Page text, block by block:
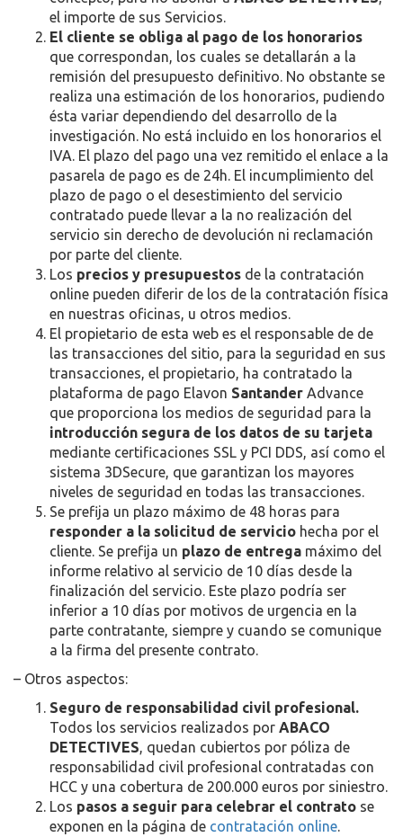
el importe de sus Servicios.
El cliente se obliga al pago de los honorarios
que correspondan, los cuales se detallarán a la
remisión del presupuesto definitivo. No obstante se
realiza una estimación de los honorarios, pudiendo
ésta variar dependiendo del desarrollo de la
investigación. No está incluido en los honorarios el
IVA. El plazo del pago una vez remitido el enlace a la
pasarela de pago es de 24h. El incumplimiento del
plazo de pago o el desestimiento del servicio
contratado puede llevar a la no realización del
servicio sin derecho de devolución ni reclamación
por parte del cliente.
Los precios y presupuestos de la contratación
online pueden diferir de los de la contratación física
en nuestras oficinas, u otros medios.
El propietario de esta web es el responsable de de
las transacciones del sitio, para la seguridad en sus
transacciones, el propietario, ha contratado la
plataforma de pago Elavon Santander Advance
que proporciona los medios de seguridad para la
introducción segura de los datos de su tarjeta
mediante certificaciones SSL y PCI DDS, así como el
sistema 3DSecure, que garantizan los mayores
niveles de seguridad en todas las transacciones.
Se prefija un plazo máximo de 48 horas para
responder a la solicitud de servicio hecha por el
cliente. Se prefija un plazo de entrega máximo del
informe relativo al servicio de 10 días desde la
finalización del servicio. Este plazo podría ser
inferior a 10 días por motivos de urgencia en la
parte contratante, siempre y cuando se comunique
a la firma del presente contrato.
– Otros aspectos:
Seguro de responsabilidad civil profesional.
Todos los servicios realizados por ABACO
DETECTIVES, quedan cubiertos por póliza de
responsabilidad civil profesional contratadas con
HCC y una cobertura de 200.000 euros por siniestro.
Los pasos a seguir para celebrar el contrato se
exponen en la página de contratación online.